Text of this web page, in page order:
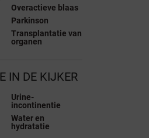
Overactieve blaas
Parkinson
Transplantatie van
organen
IN DE KIJKER
Urine-
incontinentie
Water en
hydratatie